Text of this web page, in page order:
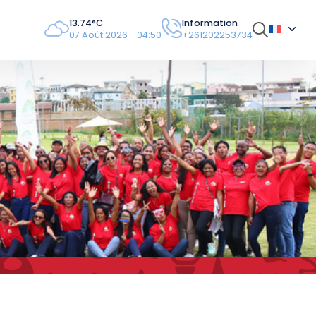
13.74°C
07 Août 2026 - 04:50
Information
+261202253734